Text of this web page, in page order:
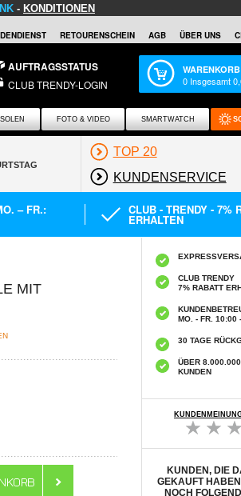
- KONDITIONEN
RETOURENSCHEIN AGB ÜBER UNS
AUFTRAGSSTATUS
CLUB TRENDY-LOGIN
WARENKORB
0 Insgesamt
FOTO & VIDEO SMARTWATCH
TOP 20
KUNDENSERVICE
– FR.: CLUB - TRENDY - 7%
ERHALTEN
MIT
CLUB TRENDY
7% RABATT
MO. - FR. 10:00
30 TAGE
ÜBER
KUNDEN
KUNDEN, DIE
GEKAUFT
NOCH